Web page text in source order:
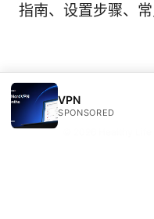
指南、设置步骤、
VPN
SPONSORED